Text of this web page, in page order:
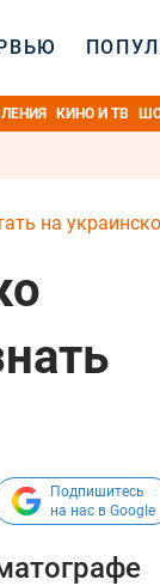
КИНО И ТВ
на
Подпишитесь
на нас в Google